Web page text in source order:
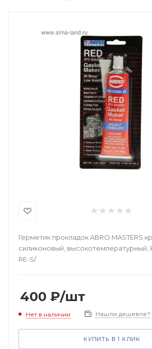
Герметик прокладок ABRO MASTERS
силиконовый, высокотемпературный,
RE-S/
400 ₽/шт
Нет в наличии Нашли дешевле?
КУПИТЬ В 1 КЛИК